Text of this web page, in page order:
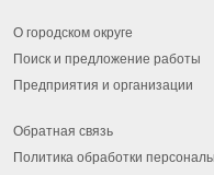
О городском округе
Поиск и предложение работы
Предприятия и организации
Обратная связь
Политика обработки